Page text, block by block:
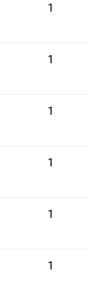
1
1
1
1
1
1